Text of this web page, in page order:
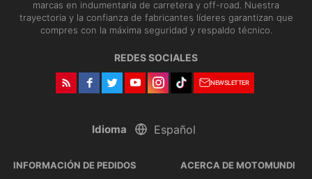
marcas en indumentaria de carretera y off-road. Nuestra
trayectoria y la confianza de fabricantes líderes garantizan que
compres con la máxima seguridad y respaldo técnico.
REDES SOCIALES
NEWSLETTER
Idioma
INFORMACIÓN DE PEDIDOS ACERCA DE MOTOMUNDI